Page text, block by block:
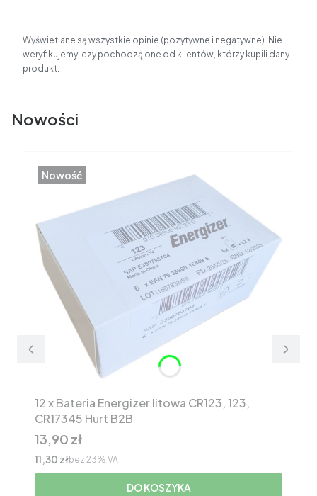
Wyświetlane są wszystkie opinie (pozytywne i negatywne). Nie
weryfikujemy, czy pochodzą one od klientów, którzy kupili dany
produkt.
Nowości
Nowość
12 x Bateria Energizer litowa CR123, 123,
CR17345 Hurt B2B
Cena brutto
13,90 zł
Cena netto
11,30 złbez 23% VAT
DO KOSZYKA